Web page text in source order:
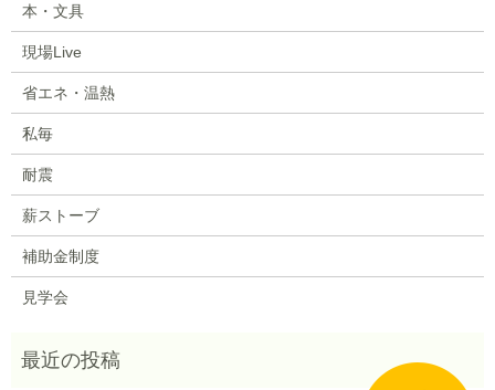
本・文具
現場Live
省エネ・温熱
私毎
耐震
薪ストーブ
補助金制度
見学会